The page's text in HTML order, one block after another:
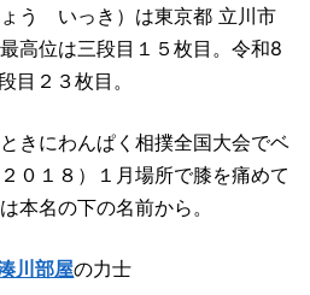
う いっき）は東京都 立川市
高位は三段目１５枚目。令和8
目２３枚目。
きにわんぱく相撲全国大会でベ
０１８）１月場所で膝を痛めて
本名の下の名前から。
川部屋の力士